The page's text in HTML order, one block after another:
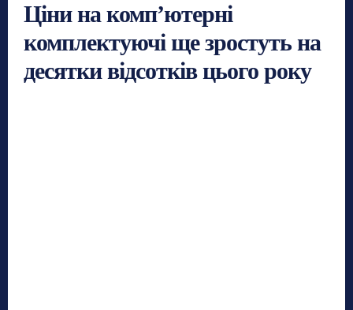
Ціни на комп’ютерні
комплектуючі ще зростуть на
десятки відсотків цього року